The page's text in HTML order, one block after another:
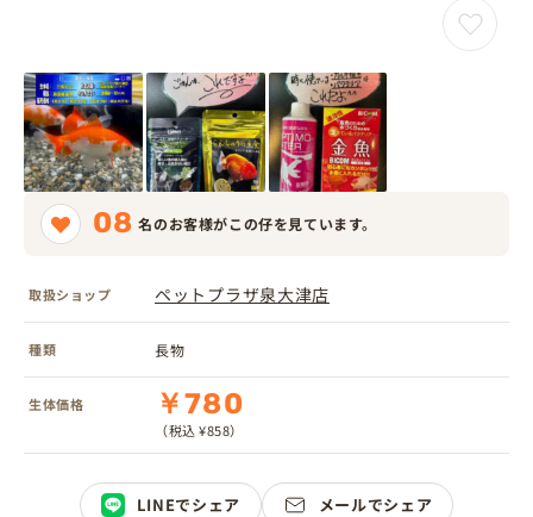
08 名のお客様がこの仔を見ています。
取扱ショップ ペットプラザ泉大津店
種類 長物
生体価格 ￥780
（税込 ¥858）
LINEでシェア メールでシェア